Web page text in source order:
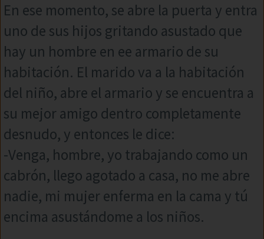
En ese momento, se abre la puerta y entra
uno de sus hijos gritando asustado que
hay un hombre en ee armario de su
habitación. El marido va a la habitación
del niño, abre el armario y se encuentra a
su mejor amigo dentro completamente
desnudo, y entonces le dice:
-Venga, hombre, yo trabajando como un
cabrón, llego agotado a casa, no me abre
nadie, mi mujer enferma en la cama y tú
encima asustándome a los niños.